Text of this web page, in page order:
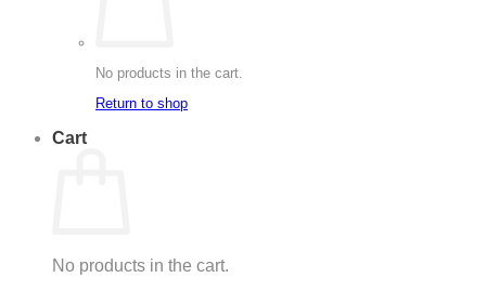
No products in the cart.
Return to shop
Cart
No products in the cart.